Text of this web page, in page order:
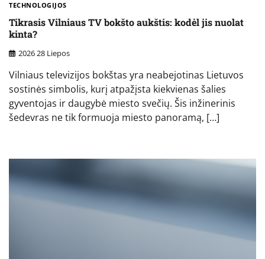
TECHNOLOGIJOS
Tikrasis Vilniaus TV bokšto aukštis: kodėl jis nuolat
kinta?
2026 28 Liepos
Vilniaus televizijos bokštas yra neabejotinas Lietuvos
sostinės simbolis, kurį atpažįsta kiekvienas šalies
gyventojas ir daugybė miesto svečių. Šis inžinerinis
šedevras ne tik formuoja miesto panoramą, […]